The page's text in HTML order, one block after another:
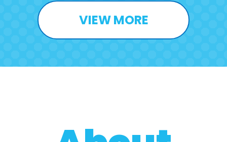
VIEW MORE